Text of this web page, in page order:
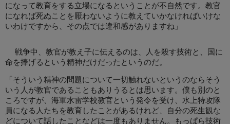
になって教育をする立場になるということが不自然です。教官
になれば死ぬことを厭わないように教えていかなければいけな
いわけですから、その点では違和感がありますね」
戦争中、教官が教え子に伝えるのは、人を殺す技術と、国に
命を捧げるという精神だけだったというのだ。
「そういう精神の問題について一切触れないというのならそう
いう人が教官であることもありうるとは思います。僕も別のと
ころですが、海軍水雷学校教官という発令を受け、水上特攻隊
員になる人たちを教育したことがあるけれど、自分の死生観な
どについて話したことなどは一度もありません。もっぱら技術